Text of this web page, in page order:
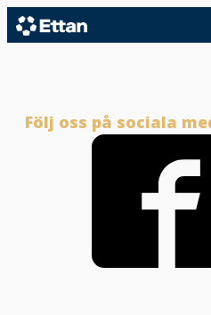
Följ oss på sociala